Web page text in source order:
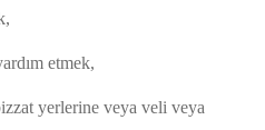
etmek,
yerlerine veya veli veya